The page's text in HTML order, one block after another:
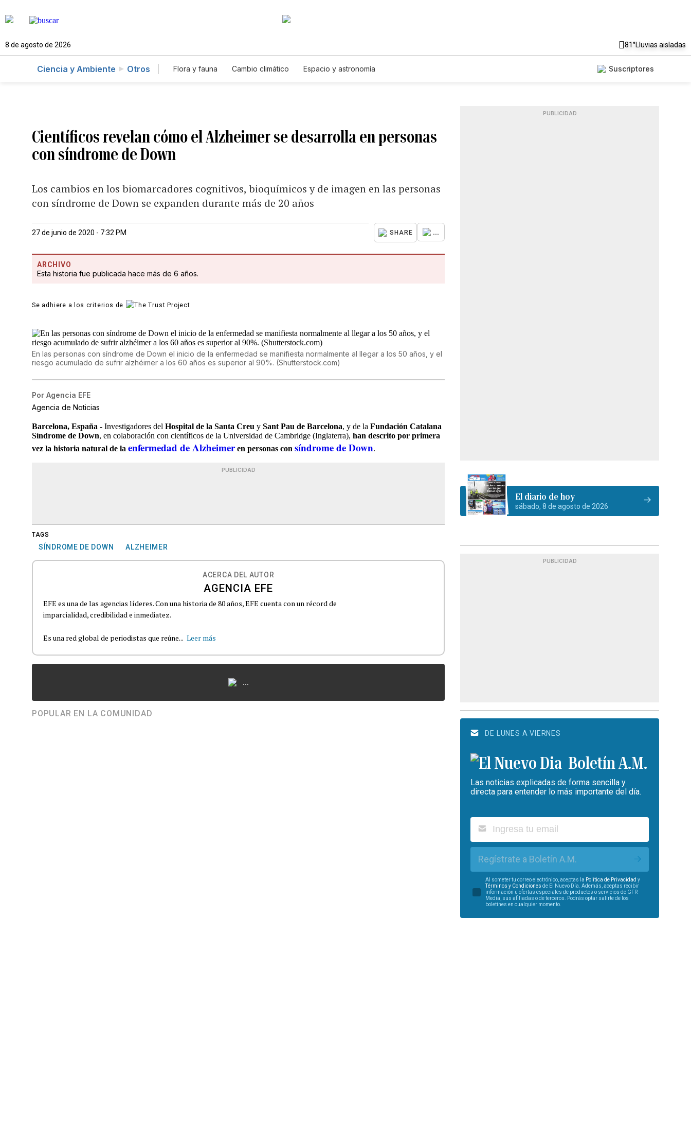
8 de agosto de 2026 81°Lluvias aisladas
Ciencia y Ambiente Otros Flora y fauna Cambio climático Espacio y astronomía Suscriptores
Científicos revelan cómo el Alzheimer se desarrolla en personas
con síndrome de Down
Los cambios en los biomarcadores cognitivos, bioquímicos y de imagen en las personas
con síndrome de Down se expanden durante más de 20 años
27 de junio de 2020 - 7:32 PM SHARE ...
ARCHIVO
Esta historia fue publicada hace más de 6 años.
Se adhiere a los criterios de
En las personas con síndrome de Down el inicio de la enfermedad se manifiesta normalmente al llegar a los 50 años, y el
riesgo acumulado de sufrir alzhéimer a los 60 años es superior al 90%. (Shutterstock.com)
Por Agencia EFE
Agencia de Noticias
Barcelona, España - Investigadores delHospital de la Santa Creu ySant Pau de Barcelona, y de laFundación Catalana
Síndrome de Down, en colaboración con científicos de la Universidad de Cambridge (Inglaterra),han descrito por primera
vez la historia natural de laenfermedad de Alzheimeren personas consíndrome de Down.
PUBLICIDAD
TAGS
SÍNDROME DE DOWN ALZHEIMER
ACERCA DEL AUTOR
AGENCIA EFE
EFE es una de las agencias líderes. Con una historia de 80 años, EFE cuenta con un récord de
imparcialidad, credibilidad e inmediatez.
Es una red global de periodistas que reúne... Leer más
...
POPULAR EN LA COMUNIDAD
PUBLICIDAD
El diario de hoy
sábado, 8 de agosto de 2026
PUBLICIDAD
DE LUNES A VIERNES
Boletín A.M.
Las noticias explicadas de forma sencilla y
directa para entender lo más importante del día.
Regístrate a Boletín A.M.
Al someter tu correo electrónico, aceptas la Política de Privacidad y
Términos y Condiciones de El Nuevo Día. Además, aceptas recibir
información u ofertas especiales de productos o servicios de GFR
Media, sus afiliadas o de terceros. Podrás optar salirte de los
boletines en cualquier momento.